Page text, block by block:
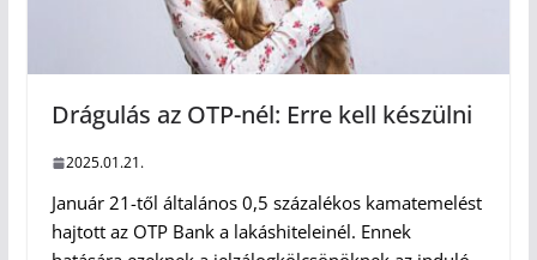
Drágulás az OTP-nél: Erre kell készülni
2025.01.21.
Január 21-től általános 0,5 százalékos kamatemelést
hajtott az OTP Bank a lakáshiteleinél. Ennek